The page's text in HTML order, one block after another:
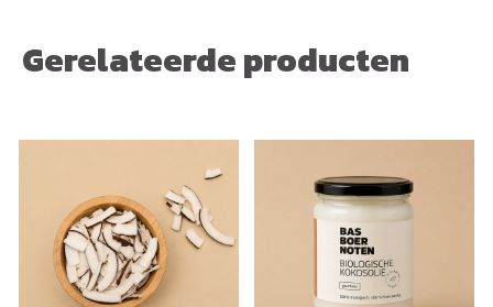
Gerelateerde producten